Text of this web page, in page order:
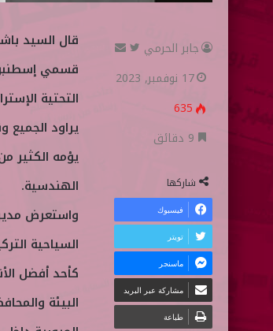
قال السيد
قسمي
التحتية
يراود
يؤمه الكثير
الهندسية.
واستعرض
السياحية
كأحد أفضل
البيئة
جابر الحرمي
ت
ا
ت
و
ي
ر
د
ا
إ
ل
ت
17 نوفمبر, 2023
635
شاركها
فيسبوك
تويتر
ماسنجر
مشاركة عبر البريد
طباعة